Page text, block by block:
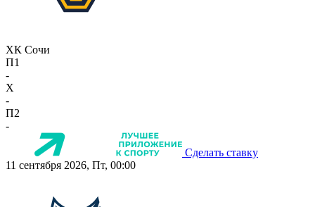
ХК Сочи
П1
-
X
-
П2
-
Сделать ставку
11 сентября 2026, Пт, 00:00